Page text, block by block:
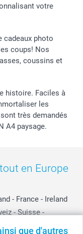
que d'autres
votre
cadeaux photo
coups! Nos
coussins et
histoire. Faciles à
les
très demandés
A4 paysage.
en Europe
- France - Ireland
- Suisse -